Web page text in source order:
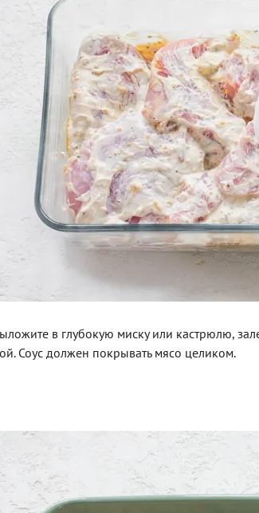
в глубокую миску или кастрюлю,
Соус должен покрывать мясо целиком.